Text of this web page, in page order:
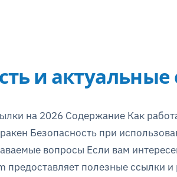
и актуальные
на 2026 Содержание Как
Безопасность при
вопросы Если вам
предоставляет полезные ссылки